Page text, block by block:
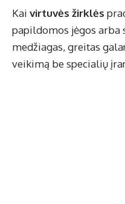
Kai virtuvės žirklės
papildomos jėgos arba
medžiagas, greitas
veikimą be specialių